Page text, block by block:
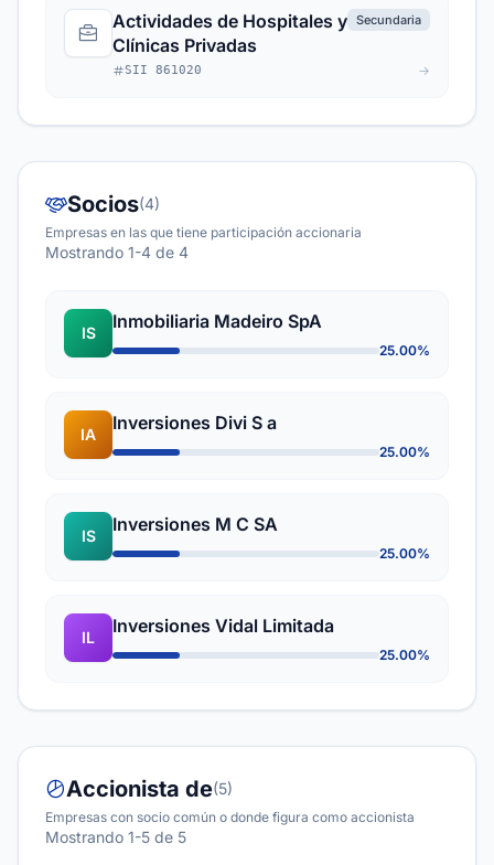
Actividades de Hospitales y
Clínicas Privadas
Secundaria
SII 861020
Socios(4)
Empresas en las que tiene participación accionaria
Mostrando 1-4 de 4
IS
Inmobiliaria Madeiro SpA
25.00%
IA
Inversiones Divi S a
25.00%
IS
Inversiones M C SA
25.00%
IL
Inversiones Vidal Limitada
25.00%
Accionista de(5)
Empresas con socio común o donde figura como accionista
Mostrando 1-5 de 5